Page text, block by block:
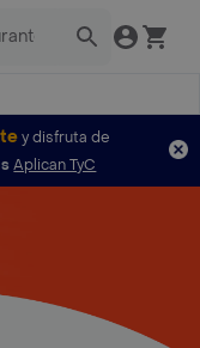
y disfruta de
Aplican TyC